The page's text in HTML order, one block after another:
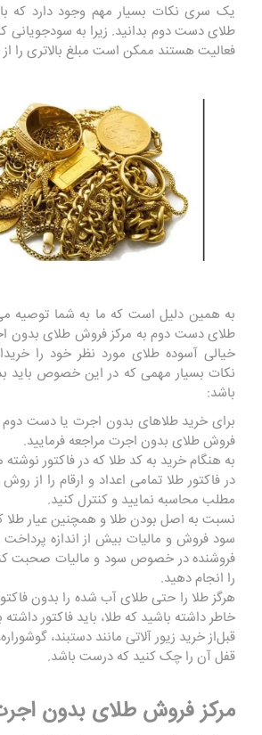
یک سری نکات بسیار مهم وجود دارد که
طلای دست دوم بدانید. زیرا به سودجویانی
فعالیت هستند ممکن است مبلغ بالاتری را از
به همین دلیل است که ما به شما توصیه
طلای دست دوم به مرکز فروش طلای بدون
خیالی آسوده طلای مورد نظر خود را
نکات بسیار مهمی که در این خصوص باید
باشد:
برای خرید طلاهای بدون اجرت یا دست دوم
فروش طلای بدون اجرت مراجعه فرمایید.
به هنگام خرید به کد طلا که در فاکتور
در فاکتور طلا تمامی اعداد و ارقام را از
مطلب محاسبه نمایید و کنترل کنید.
نسبت به اصل بودن طلا و همچنین عیار طلا
سود فروش و مالیات بیش از اندازه پرداخت
فروشنده در خصوص سود و مالیات صحبت
را انجام دهید.
هرگز طلا را حتی طلای آب شده را بدون
خاطر داشته باشید که طلا، باید فاکتور داشته
قبل‌از خرید زیور آلاتی مانند دستبند،
قفل آن را چک کنید که درست باشد.
مرکز فروش طلای بدون